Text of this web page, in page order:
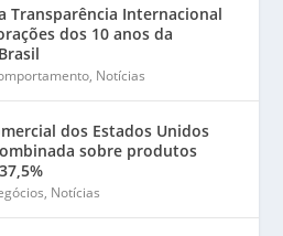
Transparência Internacional
dos 10 anos da
, Notícias
dos Estados Unidos
sobre produtos
, Notícias